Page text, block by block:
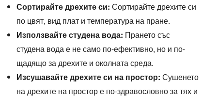
Сортирайте дрехите си: Сортирайте дрехите си
по цвят, вид плат и температура на пране.
Използвайте студена вода: Прането със
студена вода е не само по-ефективно, но и по-
щадящо за дрехите и околната среда.
Изсушавайте дрехите си на простор: Сушенето
на дрехите на простор е по-здравословно за тях и